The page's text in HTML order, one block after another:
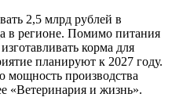
2,5 млрд рублей в
в регионе. Помимо питания
корма для
планируют к 2027 году.
мощность производства
«Ветеринария и жизнь».